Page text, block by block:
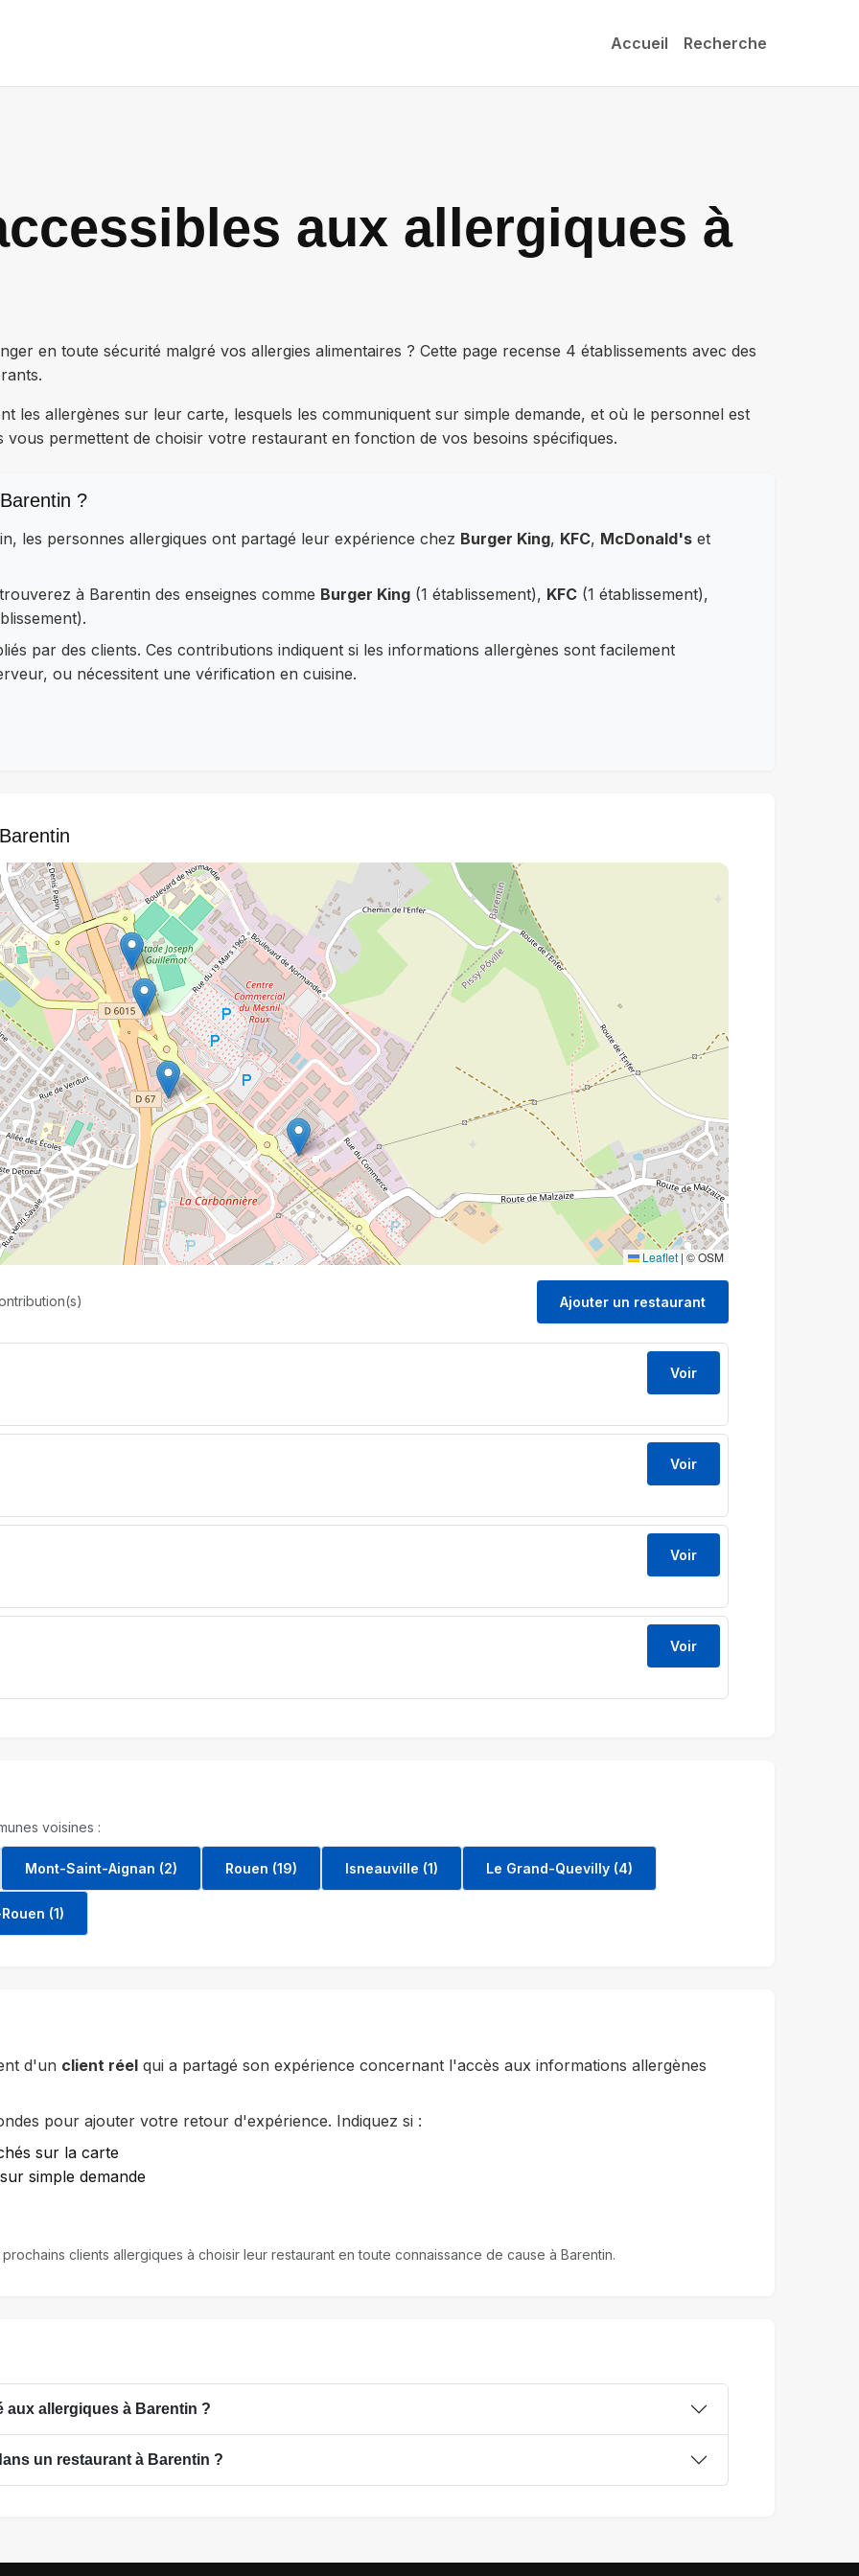
Accueil Recherche
aux allergiques à
en toute sécurité malgré vos allergies alimentaires ? Cette page recense 4 établissements avec des
les allergènes sur leur carte, lesquels les communiquent sur simple demande, et où le personnel est
permettent de choisir votre restaurant en fonction de vos besoins spécifiques.
?
les personnes allergiques ont partagé leur expérience chez Burger King, KFC, McDonald's et
à Barentin des enseignes comme Burger King (1 établissement), KFC (1 établissement),
par des clients. Ces contributions indiquent si les informations allergènes sont facilement
ou nécessitent une vérification en cuisine.
Leaflet | © OSM
Ajouter un restaurant
Voir
Voir
Voir
Voir
voisines :
Mont-Saint-Aignan (2) Rouen (19) Isneauville (1) Le Grand-Quevilly (4)
(1)
d'un client réel qui a partagé son expérience concernant l'accès aux informations allergènes
pour ajouter votre retour d'expérience. Indiquez si :
sur la carte
simple demande
clients allergiques à choisir leur restaurant en toute connaissance de cause à Barentin.
allergiques à Barentin ?
un restaurant à Barentin ?